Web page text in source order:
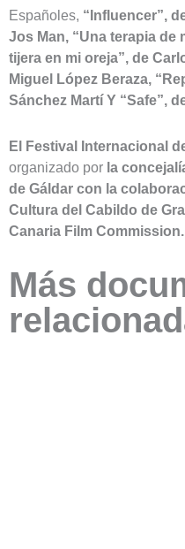
Españoles, “Influencer”,
Jos Man, “Una terapia de
tijera en mi oreja”, de
Miguel López Beraza,
Sánchez Martí Y “Safe”,
El Festival Internacional
organizado por la
de Gáldar con la
Cultura del Cabildo de
Canaria Film Commission.
Más